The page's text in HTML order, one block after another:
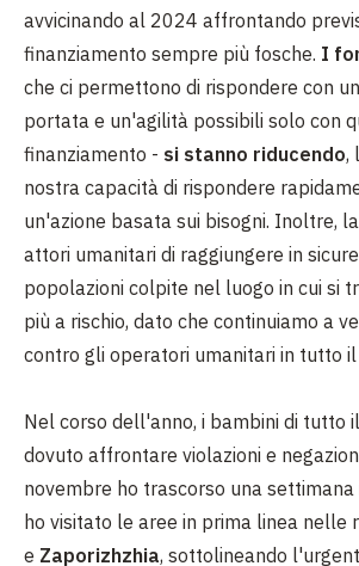
avvicinando al 2024 affrontando
finanziamento sempre più fosche. I
che ci permettono di rispondere con
portata e un'agilità possibili solo con
finanziamento - si stanno riducendo,
nostra capacità di rispondere
un'azione basata sui bisogni. Inoltre,
attori umanitari di raggiungere in
popolazioni colpite nel luogo in cui si
più a rischio, dato che continuiamo a
contro gli operatori umanitari in tutto il
Nel corso dell'anno, i bambini di tutto
dovuto affrontare violazioni e
novembre ho trascorso una settimana
ho visitato le aree in prima linea nelle
e Zaporizhzhia, sottolineando